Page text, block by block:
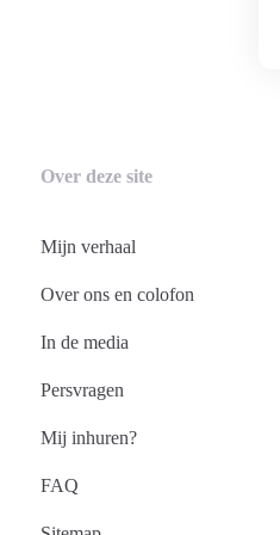
Over deze site
Mijn verhaal
Over ons en colofon
In de media
Persvragen
Mij inhuren?
FAQ